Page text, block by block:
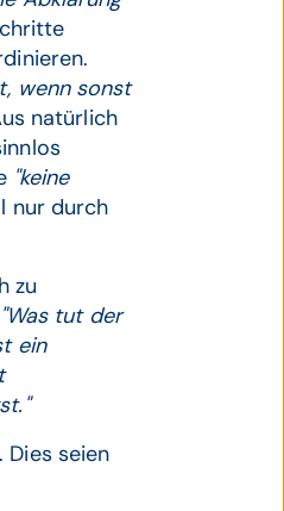
wenn sonst
natürlich
"keine
nur durch
zu
"Was tut der
ein
seien